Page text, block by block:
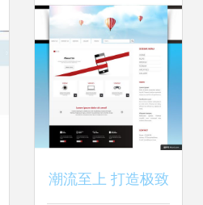
体验
潮流至上 打造极致